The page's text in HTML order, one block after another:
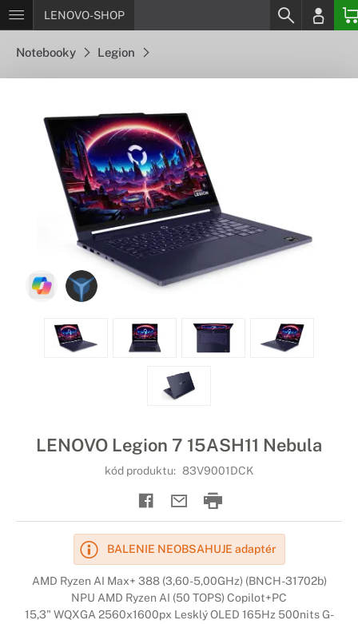
LENOVO-SHOP
Notebooky Legion
LENOVO Legion 7 15ASH11 Nebula
kód produktu: 83V9001DCK
BALENIE NEOBSAHUJE adaptér
AMD Ryzen AI Max+ 388 (3,60-5,00GHz) (BNCH-31702b)
NPU AMD Ryzen AI (50 TOPS) Copilot+PC
15,3" WQXGA 2560x1600px Lesklý OLED 165Hz 500nits G-